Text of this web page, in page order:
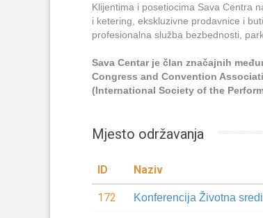
Klijentima i posetiocima Sava Centra
i ketering, ekskluzivne prodavnice i
profesionalna služba bezbednosti,
Sava Centar je član značajnih
Congress and Convention
(International Society of the
Mjesto održavanja
ID Naziv
172 Konferencija Životna